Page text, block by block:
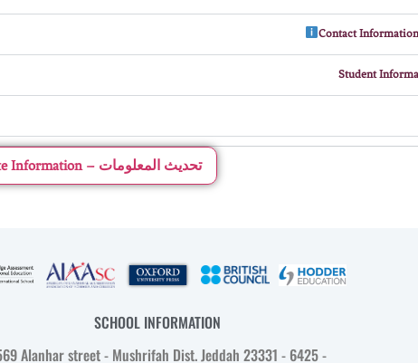
Update Information – تحديث المعلومات
SCHOOL INFORMATION
Alanhar street - Mushrifah Dist. Jeddah 23331 - 6425 -